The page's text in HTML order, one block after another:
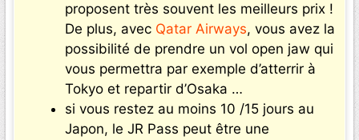
proposent très souvent les meilleurs prix !
De plus, avec Qatar Airways, vous avez la
possibilité de prendre un vol open jaw qui
vous permettra par exemple d’atterrir à
Tokyo et repartir d’Osaka …
si vous restez au moins 10 /15 jours au
Japon, le JR Pass peut être une